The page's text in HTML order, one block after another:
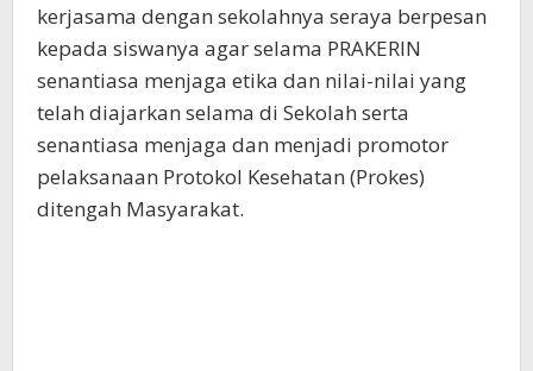
kerjasama dengan sekolahnya seraya berpesan
kepada siswanya agar selama PRAKERIN
senantiasa menjaga etika dan nilai-nilai yang
telah diajarkan selama di Sekolah serta
senantiasa menjaga dan menjadi promotor
pelaksanaan Protokol Kesehatan (Prokes)
ditengah Masyarakat.